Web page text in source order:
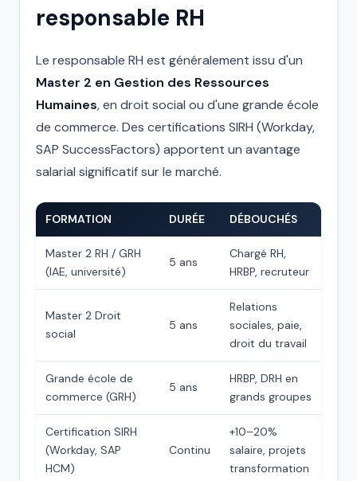
responsable RH
Le responsable RH est généralement issu d'un
Master 2 en Gestion des Ressources
Humaines, en droit social ou d'une grande école
de commerce. Des certifications SIRH (Workday,
SAP SuccessFactors) apportent un avantage
salarial significatif sur le marché.
FORMATION DURÉE DÉBOUCHÉS
Master 2 RH / GRH
(IAE, université)
5 ans
Chargé RH,
HRBP, recruteur
Master 2 Droit
social
5 ans
Relations
sociales, paie,
droit du travail
Grande école de
commerce (GRH)
5 ans
HRBP, DRH en
grands groupes
Certification SIRH
(Workday, SAP
HCM)
Continu
+10–20%
salaire, projets
transformation